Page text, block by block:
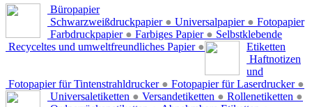
Büropapier
Schwarzweißdruckpapier ● Universalpapier ●
Farbdruckpapier ● Farbiges Papier ●
Recyceltes und umweltfreundliches Papier ●
Fotopapier
Fotopapier für Tintenstrahldrucker ● Fotopapier für Laserdrucker ●
Selbstklebende
Etiketten
Universaletiketten ● Versandetiketten ● Rollenetiketten ●
Haftnotizen
und